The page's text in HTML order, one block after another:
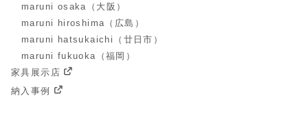
maruni osaka（大阪）
maruni hiroshima（広島）
maruni hatsukaichi（廿日市）
maruni fukuoka（福岡）
家具展示店
納入事例